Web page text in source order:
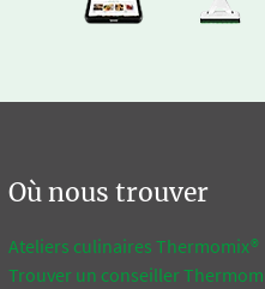
Où nous trouver
Ateliers culinaires Thermomix®
Trouver un conseiller